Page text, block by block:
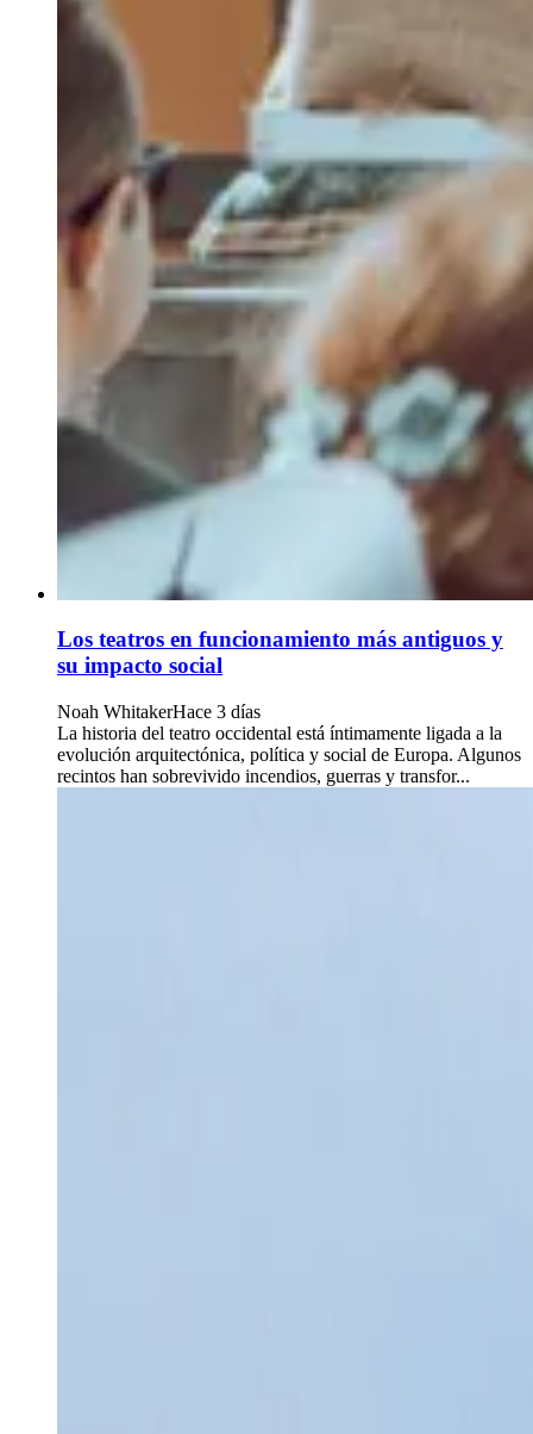
Los teatros en funcionamiento más antiguos y
su impacto social
Noah WhitakerHace 3 días
La historia del teatro occidental está íntimamente ligada a la
evolución arquitectónica, política y social de Europa. Algunos
recintos han sobrevivido incendios, guerras y transfor...